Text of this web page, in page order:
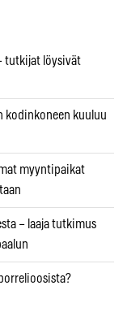
tutkijat löysivät
kodinkoneen kuuluu
myyntipaikat
– laaja tutkimus